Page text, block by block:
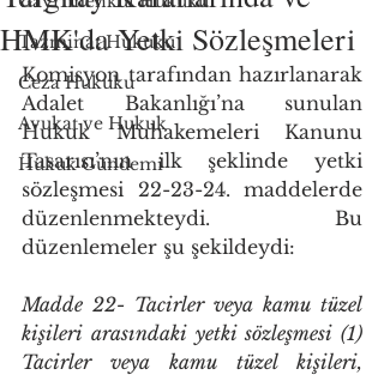
Tazminat Hukuku
Ceza Hukuku
Avukat ve Hukuk
Hukuk Gündemi
HMK'da Yetki Sözleşmeleri
Komisyon tarafından hazırlanarak
Adalet Bakanlığı’na sunulan
Hukuk Muhakemeleri Kanunu
Tasarısı’nın ilk şeklinde yetki
sözleşmesi 22-23-24. maddelerde
düzenlenmekteydi. Bu
düzenlemeler şu şekildeydi:
Madde 22- Tacirler veya kamu tüzel
kişileri arasındaki yetki sözleşmesi (1)
Tacirler veya kamu tüzel kişileri,